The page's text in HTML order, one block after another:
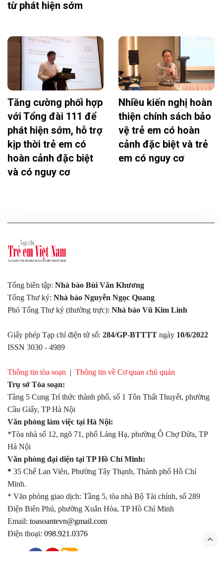
từ phát hiện sớm
Tăng cường phối hợp
với Tổng đài 111 để
phát hiện sớm, hỗ trợ
kịp thời trẻ em có
hoàn cảnh đặc biệt
và có nguy cơ
Nhiều kiến nghị hoàn
thiện chính sách bảo
vệ trẻ em có hoàn
cảnh đặc biệt và trẻ
em có nguy cơ
Tổng biên tập: Nhà báo Bùi Văn Khương
Tổng Thư ký: Nhà báo Nguyễn Ngọc Quang
Phó Tổng Thư ký (thường trực): Nhà báo Vũ Kim Linh
Giấy phép Tạp chí điện tử số: 284/GP-BTTTT ngày 10/6/2022
ISSN 3030 - 4989
Thông tin tòa soạn | Thông tin về Cơ quan chủ quản
Trụ sở Tòa soạn:
Tầng 5 Cung Trí thức thành phố, số 1 Tôn Thất Thuyết, phường
Cầu Giấy, TP Hà Nội
Văn phòng làm việc tại Hà Nội:
*Tòa nhà số 12, ngõ 71, phố Láng Hạ, phường Ô Chợ Dừa, TP
Hà Nội
Văn phòng đại diện tại TP Hồ Chí Minh:
* 35 Chế Lan Viên, Phường Tây Thạnh, Thành phố Hồ Chí
Minh.
* Văn phòng giao dịch: Tầng 5, tòa nhà Bộ Tài chính, số 289
Điện Biên Phủ, phường Xuân Hòa, TP Hồ Chí Minh
Email: toasoantevn@gmail.com
Điện thoại: 098.921.0376